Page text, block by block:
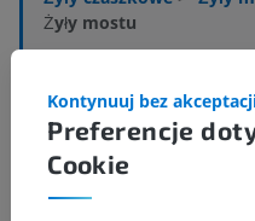
Żyły mostu
z tą częścią ciała
Preferencje
Cookie
Kontynuuj bez